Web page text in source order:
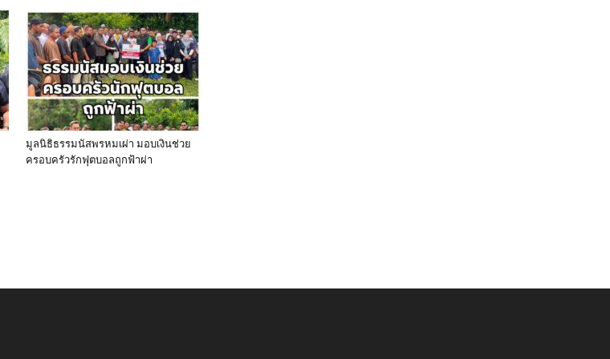
มูลนิธิธรรมนัสพรหมเผ่า มอบเงินช่วย
ครอบครัวรักฟุตบอลถูกฟ้าผ่า